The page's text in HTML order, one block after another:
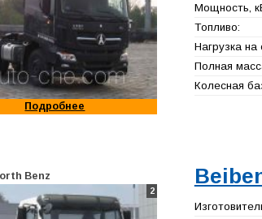
Подробнее
Мощность,
Топливо:
Нагрузка на
Полная
Колесная
Benz
2